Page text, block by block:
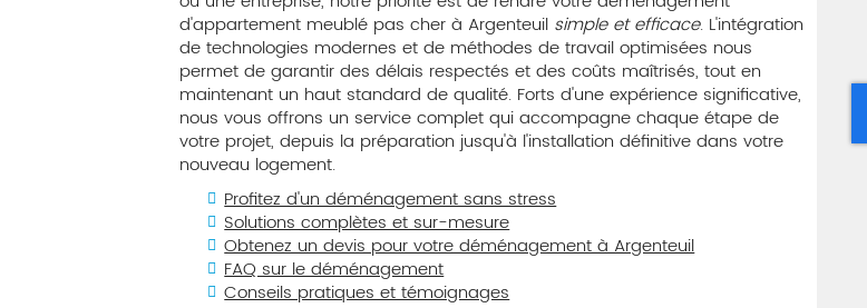
d'appartement meublé pas cher à Argenteuil simple et efficace. L'intégration
de technologies modernes et de méthodes de travail optimisées nous
permet de garantir des délais respectés et des coûts maîtrisés, tout en
maintenant un haut standard de qualité. Forts d'une expérience significative,
nous vous offrons un service complet qui accompagne chaque étape de
votre projet, depuis la préparation jusqu'à l'installation définitive dans votre
nouveau logement.
Profitez d'un déménagement sans stress
Solutions complètes et sur-mesure
Obtenez un devis pour votre déménagement à Argenteuil
FAQ sur le déménagement
Conseils pratiques et témoignages